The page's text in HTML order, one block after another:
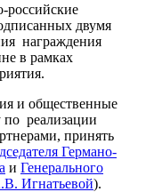
двумя
награждения
в рамках
и общественные
по реализации
принять
Германо-
и Генерального
Игнатьевой).